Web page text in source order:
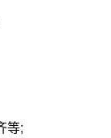
等;